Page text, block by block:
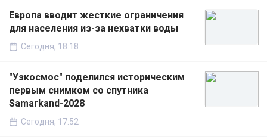
Европа вводит жесткие ограничения
для населения из-за нехватки воды
Сегодня, 18:18
"Узкосмос" поделился историческим
первым снимком со спутника
Samarkand-2028
Сегодня, 17:52